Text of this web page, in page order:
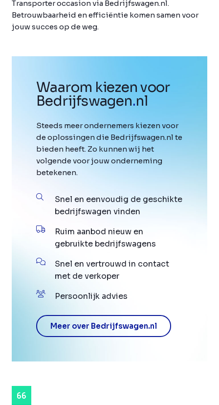
Transporter occasion via Bedrijfswagen.nl.
Betrouwbaarheid en efficiëntie komen samen voor
jouw succes op de weg.
Waarom kiezen voor
Bedrijfswagen.nl
Steeds meer ondernemers kiezen voor
de oplossingen die Bedrijfswagen.nl te
bieden heeft. Zo kunnen wij het
volgende voor jouw onderneming
betekenen.
Snel en eenvoudig de geschikte
bedrijfswagen vinden
Ruim aanbod nieuw en
gebruikte bedrijfswagens
Snel en vertrouwd in contact
met de verkoper
Persoonlijk advies
Meer over Bedrijfswagen.nl